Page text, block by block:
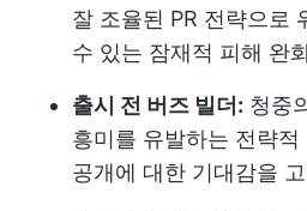
잘 조율된 PR 전략으로
수 있는 잠재적 피해 완
출시 전 버즈 빌더: 청중
흥미를 유발하는 전략적
공개에 대한 기대감을